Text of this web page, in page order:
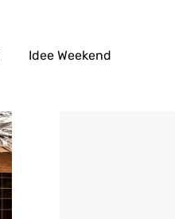
Idee Weekend